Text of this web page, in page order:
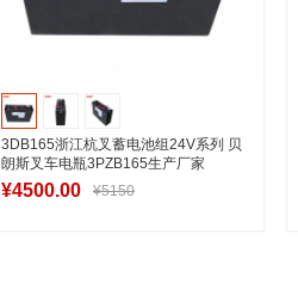
3DB165浙江杭叉蓄电池组24V系列 贝
朗斯叉车电瓶3PZB165生产厂家
¥4500.00 ¥5150